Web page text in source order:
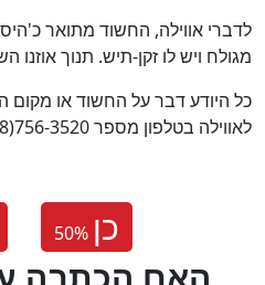
מגולח ויש לו זקן-תיש. תנוך אוזנו
כל היודע דבר על החשוד או
לאווילה בטלפון מספר 756-3520(818).
50% כן